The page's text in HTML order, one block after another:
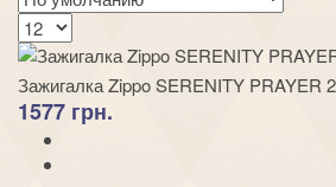
Зажигалка Zippo SERENITY PRAYER
1577 грн.